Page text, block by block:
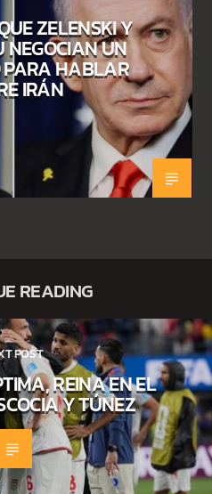
ZELENSKI Y
UN
PARA HABLAR
IRÁN
READING
POST
REINA EN EL
Y TÚNEZ